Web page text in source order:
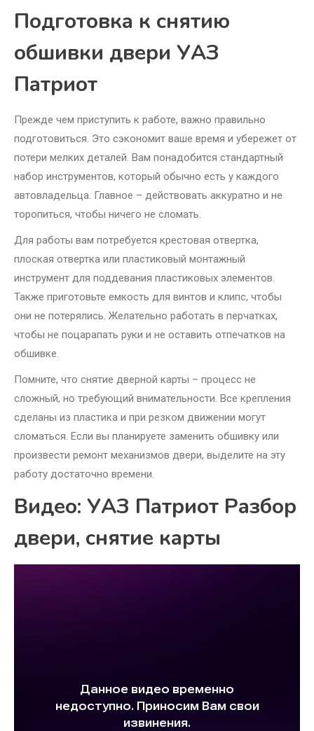
Подготовка к снятию
обшивки двери УАЗ
Патриот
Прежде чем приступить к работе, важно правильно
подготовиться. Это сэкономит ваше время и убережет от
потери мелких деталей. Вам понадобится стандартный
набор инструментов, который обычно есть у каждого
автовладельца. Главное – действовать аккуратно и не
торопиться, чтобы ничего не сломать.
Для работы вам потребуется крестовая отвертка,
плоская отвертка или пластиковый монтажный
инструмент для поддевания пластиковых элементов.
Также приготовьте емкость для винтов и клипс, чтобы
они не потерялись. Желательно работать в перчатках,
чтобы не поцарапать руки и не оставить отпечатков на
обшивке.
Помните, что снятие дверной карты – процесс не
сложный, но требующий внимательности. Все крепления
сделаны из пластика и при резком движении могут
сломаться. Если вы планируете заменить обшивку или
произвести ремонт механизмов двери, выделите на эту
работу достаточно времени.
Видео: УАЗ Патриот Разбор
двери, снятие карты